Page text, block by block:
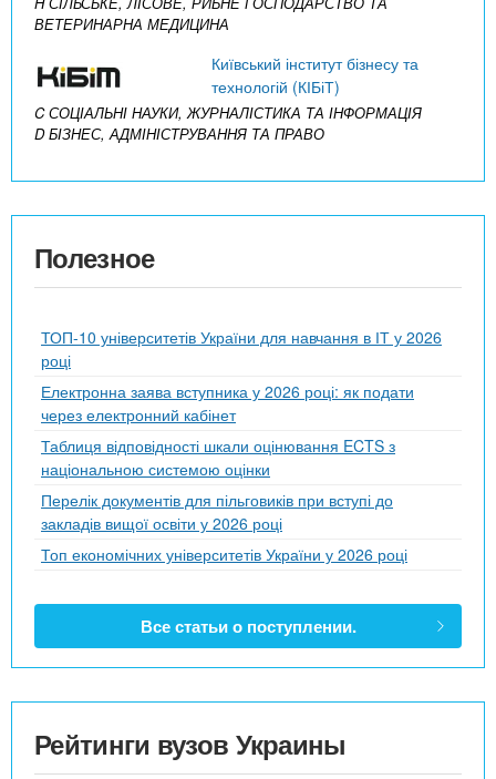
ВЕТЕРИНАРНА МЕДИЦИНА
Київський інститут бізнесу та
технологій (КІБіТ)
C СОЦІАЛЬНІ НАУКИ, ЖУРНАЛІСТИКА ТА ІНФОРМАЦІЯ
D БІЗНЕС, АДМІНІСТРУВАННЯ ТА ПРАВО
Полезное
ТОП-10 університетів України для навчання в ІТ у 2026
році
Електронна заява вступника у 2026 році: як подати
через електронний кабінет
Таблиця відповідності шкали оцінювання ECTS з
національною системою оцінки
Перелік документів для пільговиків при вступі до
закладів вищої освіти у 2026 році
Топ економічних університетів України у 2026 році
Все статьи о поступлении.
Рейтинги вузов Украины